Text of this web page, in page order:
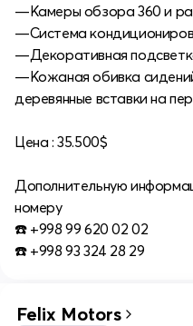
—Камеры обзора 360 и
—Система
—Декоративная
—Кожаная обивка
деревянные вставки на
Цена : 35.500$
Дополнительную
номеру
☎️ +998 99 620 02 02
☎️ +998 93 324 28 29
Felix Motors